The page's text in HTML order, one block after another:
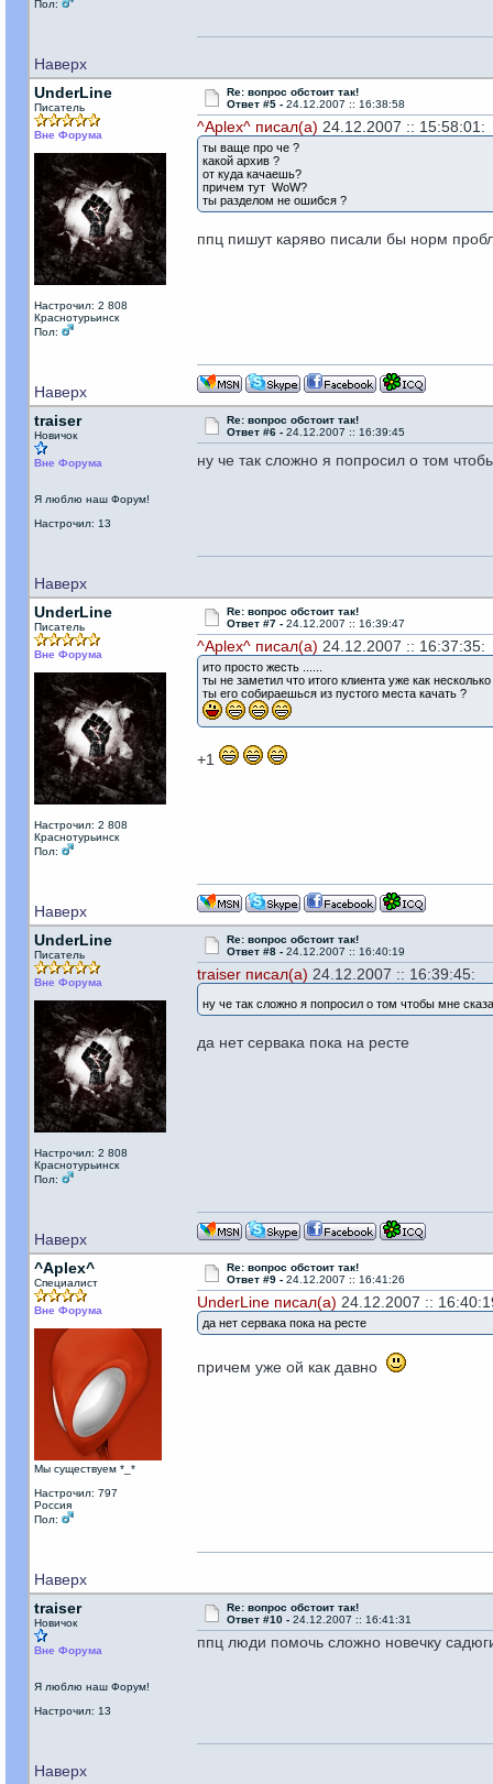
Пол:
Наверх
UnderLine
Писатель
Вне Форума
Настрочил: 2 808
Краснотурьинск
Пол:
Re: вопрос обстоит так!
Ответ #5 - 24.12.2007 :: 16:38:58
^Aplex^ писал(а) 24.12.2007 :: 15:58:01:
ты ваще про че ?
какой архив ?
от куда качаешь?
причем тут WoW?
ты разделом не ошибся ?
ппц пишут каряво писали бы норм
Наверх
traiser
Новичок
Вне Форума
Я люблю наш Форум!
Настрочил: 13
Re: вопрос обстоит так!
Ответ #6 - 24.12.2007 :: 16:39:45
ну че так сложно я попросил о том
Наверх
UnderLine
Писатель
Вне Форума
Настрочил: 2 808
Краснотурьинск
Пол:
Re: вопрос обстоит так!
Ответ #7 - 24.12.2007 :: 16:39:47
^Aplex^ писал(а) 24.12.2007 :: 16:37:35:
ито просто жесть ......
ты не заметил что итого клиента уже как
ты его собираешься из пустого места качать ?
+1
Наверх
UnderLine
Писатель
Вне Форума
Настрочил: 2 808
Краснотурьинск
Пол:
Re: вопрос обстоит так!
Ответ #8 - 24.12.2007 :: 16:40:19
traiser писал(а) 24.12.2007 :: 16:39:45:
ну че так сложно я попросил о том чтобы мне
да нет сервака пока на ресте
Наверх
^Aplex^
Специалист
Вне Форума
Мы существуем *_*
Настрочил: 797
Россия
Пол:
Re: вопрос обстоит так!
Ответ #9 - 24.12.2007 :: 16:41:26
UnderLine писал(а) 24.12.2007 ::
да нет сервака пока на ресте
причем уже ой как давно
Наверх
traiser
Новичок
Вне Форума
Я люблю наш Форум!
Настрочил: 13
Re: вопрос обстоит так!
Ответ #10 - 24.12.2007 :: 16:41:31
ппц люди помочь сложно новечку
Наверх